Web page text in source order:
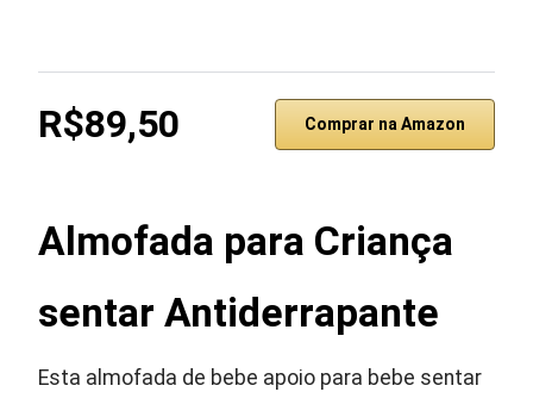
R$89,50 Comprar na Amazon
Almofada para Criança
sentar Antiderrapante
Esta almofada de bebe apoio para bebe sentar